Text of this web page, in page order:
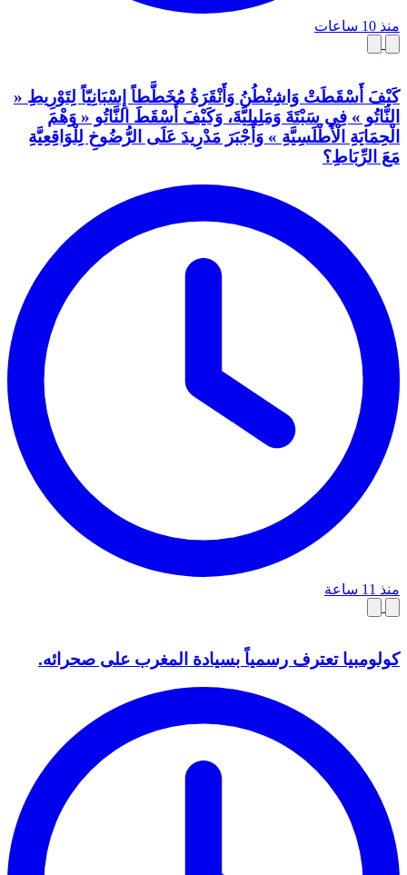
منذ 10 ساعات
كَيْفَ أَسْقَطَتْ وَاشِنْطُنُ وَأَنْقَرَةُ مُخَطَّطاً إِسْبَانِيّاً لِتَوْرِيطِ «
النَّاتُو » فِي سَبْتَةَ وَمَلِيلِيَّةَ، وَكَيْفَ أَسْقَطَ النَّاتُو « وَهْمَ
الْحِمَايَةِ الْأَطْلَسِيَّةِ » وَأَجْبَرَ مَدْرِيدَ عَلَى الرُّضُوخِ لِلْوَاقِعِيَّةِ
مَعَ الرِّبَاطِ؟
منذ 11 ساعة
كولومبيا تعترف رسمياً بسيادة المغرب على صحرائه.